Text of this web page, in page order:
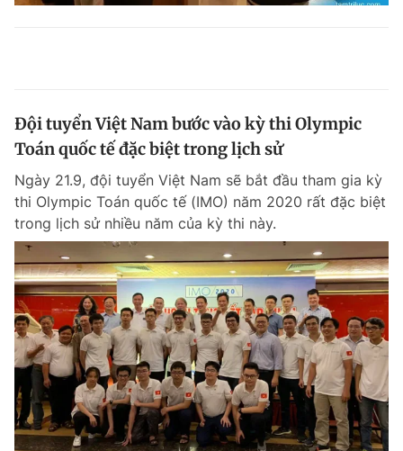
Đội tuyển Việt Nam bước vào kỳ thi Olympic
Toán quốc tế đặc biệt trong lịch sử
Ngày 21.9, đội tuyển Việt Nam sẽ bắt đầu tham gia kỳ
thi Olympic Toán quốc tế (IMO) năm 2020 rất đặc biệt
trong lịch sử nhiều năm của kỳ thi này.